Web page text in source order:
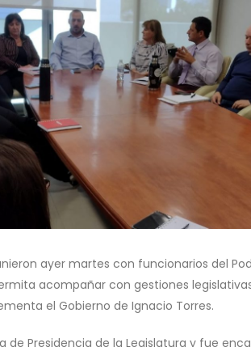
ayer martes con funcionarios del
acompañar con gestiones
el Gobierno de Ignacio Torres.
de Presidencia de la Legislatura y fue